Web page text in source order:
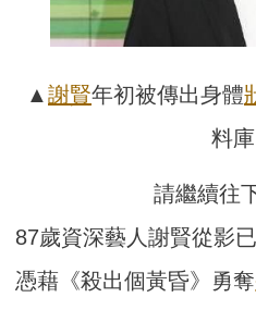
▲ 謝賢年初被傳出身體
料庫
請繼續往
87歲資深藝人謝賢從影
憑藉《殺出個黃昏》勇奪